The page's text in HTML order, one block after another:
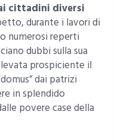
cittadini diversi
durante i lavori di
numerosi reperti
dubbi sulla sua
prospiciente il
dai patrizi
in splendido
povere case della